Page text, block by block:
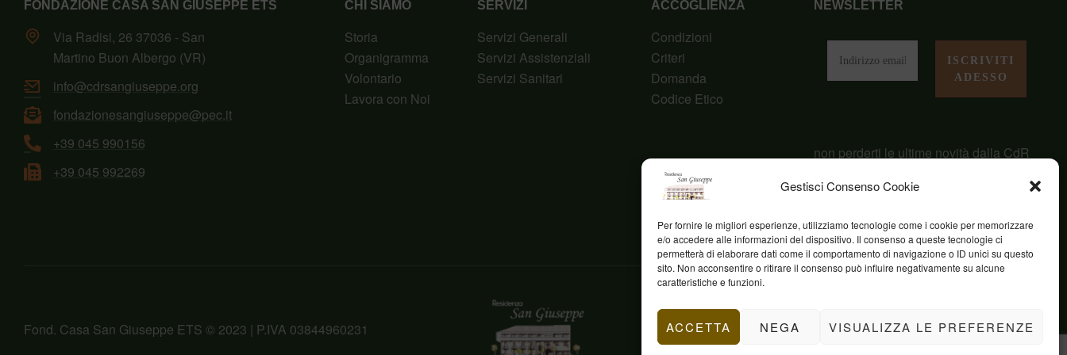
Gestisci Consenso Cookie
Per fornire le migliori esperienze, utilizziamo tecnologie come i cookie per memorizzare
e/o accedere alle informazioni del dispositivo. Il consenso a queste tecnologie ci
permetterà di elaborare dati come il comportamento di navigazione o ID unici su questo
sito. Non acconsentire o ritirare il consenso può influire negativamente su alcune
caratteristiche e funzioni.
ACCETTA NEGA VISUALIZZA LE PREFERENZE
FONDAZIONE CASA SAN GIUSEPPE ETS
Via Radisi, 26 37036 - San
Martino Buon Albergo (VR)
info@cdrsangiuseppe.org
fondazionesangiuseppe@pec.it
+39 045 990156
+39 045 992269
CHI SIAMO
Storia
Organigramma
Volontario
Lavora con Noi
SERVIZI
Servizi Generali
Servizi Assistenziali
Servizi Sanitari
ACCOGLIENZA
Condizioni
Criteri
Domanda
Codice Etico
NEWSLETTER
non perderti le ultime novità dalla CdR
Fond. Casa San Giuseppe ETS © 2023 | P.IVA 03844960231